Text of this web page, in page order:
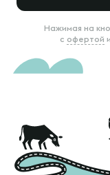
Нажимая на
с офертой и